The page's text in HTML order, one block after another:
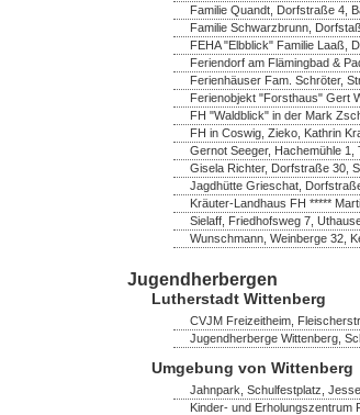
Familie Quandt, Dorfstraße 4,
Familie Schwarzbrunn,
FEHA "Elbblick" Familie Laaß,
Feriendorf am Flämingbad &
Ferienhäuser Fam. Schröter,
Ferienobjekt "Forsthaus" Gert
FH "Waldblick" in der Mark
FH in Coswig, Zieko, Kathrin
Gernot Seeger, Hachemühle
Gisela Richter, Dorfstraße 30,
Jagdhütte Grieschat,
Kräuter-Landhaus FH *****
Sielaff, Friedhofsweg 7,
Wunschmann, Weinberge 32,
Jugendherbergen
Lutherstadt Wittenberg
CVJM Freizeitheim,
Jugendherberge Wittenberg,
Umgebung von Wittenberg
Jahnpark, Schulfestplatz,
Kinder- und Erholungszentrum